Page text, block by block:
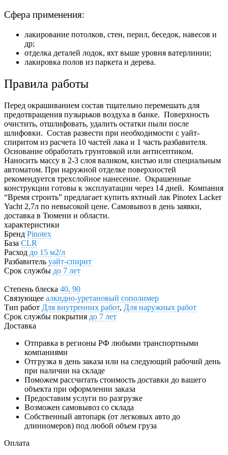
Сфера применения:
лакирование потолков, стен, перил, беседок, навесов и
др;
отделка деталей лодок, яхт выше уровня ватерлинии;
лакировка полов из паркета и дерева.
Правила работы
Перед окрашиванием состав тщательно перемешать для
предотвращения пузырьков воздуха в банке. Поверхность
очистить, отшлифовать, удалить остатки пыли после
шлифовки. Состав развести при необходимости с уайт-
спиритом из расчета 10 частей лака и 1 часть разбавителя.
Основание обработать грунтовкой или антисептиком.
Наносить массу в 2-3 слоя валиком, кистью или специальным
автоматом. При наружной отделке поверхностей
рекомендуется трехслойное нанесение. Окрашенные
конструкции готовы к эксплуатации через 14 дней. Компания
“Время строить” предлагает купить яхтный лак Pinotex Lacker
Yacht 2,7л по невысокой цене. Самовывоз в день заявки,
доставка в Тюмени и области.
характеристики
Бренд Pinotex
База CLR
Расход до 15 м2/л
Разбавитель уайт-спирит
Срок службы до 7 лет
Степень блеска 40, 90
Связующее алкидно-уретановый сополимер
Тип работ Для внутренних работ, Для наружных работ
Срок службы покрытия до 7 лет
Доставка
Отправка в регионы РФ любыми транспортными
компаниями
Отгрузка в день заказа или на следующий рабочий день
при наличии на складе
Поможем рассчитать стоимость доставки до вашего
объекта при оформлении заказа
Предоставим услуги по разгрузке
Возможен самовывоз со склада
Собственный автопарк (от легковых авто до
длинномеров) под любой объем груза
Оплата